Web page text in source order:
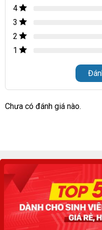
4
3
2
1
Chưa có đánh giá nào.